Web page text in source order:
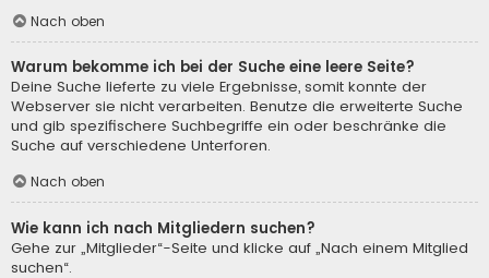
Nach oben
Warum bekomme ich bei der Suche eine leere Seite?
Deine Suche lieferte zu viele Ergebnisse, somit konnte der
Webserver sie nicht verarbeiten. Benutze die erweiterte Suche
und gib spezifischere Suchbegriffe ein oder beschränke die
Suche auf verschiedene Unterforen.
Nach oben
Wie kann ich nach Mitgliedern suchen?
Gehe zur „Mitglieder“-Seite und klicke auf „Nach einem Mitglied
suchen“.